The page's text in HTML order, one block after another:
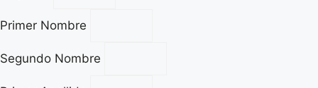
Primer Nombre
Segundo Nombre